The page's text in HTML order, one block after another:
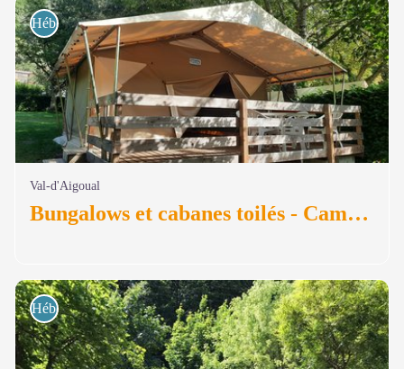
Hébergements
Val-d'Aigoual
Bungalows et cabanes toilés - Camping Le Mouretou
Hébergements